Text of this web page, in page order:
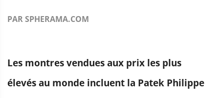
PAR SPHERAMA.COM
Les montres vendues aux prix les plus
élevés au monde incluent la Patek Philippe